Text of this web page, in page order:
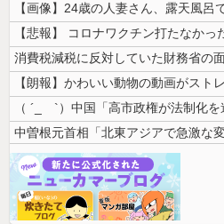
【悲報】 コロナワクチン打たなかっ
中曽根元首相「北東アジアで急激な